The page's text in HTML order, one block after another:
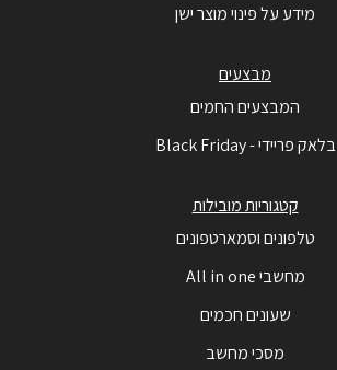
מידע על פינוי מוצר ישן
מבצעים
המבצעים החמים
בלאק פריידי - Black Friday
קטגוריות מובילות
טלפונים וסמארטפונים
מחשבי All in one
שעונים חכמים
מסכי מחשב